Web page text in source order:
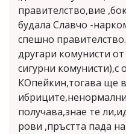
правителство,вие
будала Славчо -
спешно
другари комунисти
сигурни комунисти),с
КОпейкин,тогава ще
получава,знае те
рови ,пръстта пада